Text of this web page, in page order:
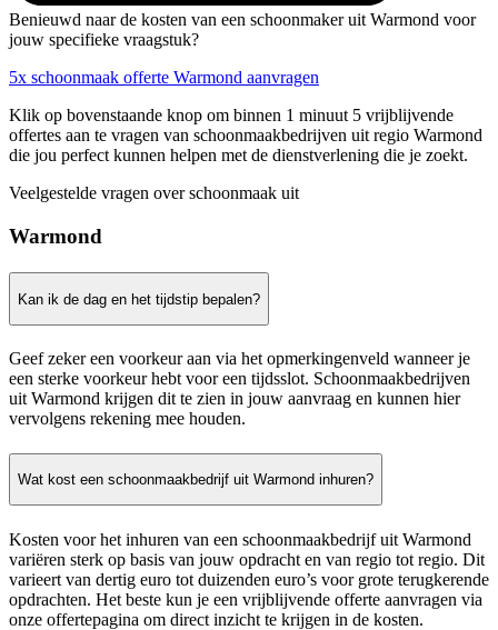
Benieuwd naar de kosten van een schoonmaker uit Warmond voor
jouw specifieke vraagstuk?
5x schoonmaak offerte Warmond aanvragen
Klik op bovenstaande knop om binnen 1 minuut 5 vrijblijvende
offertes aan te vragen van schoonmaakbedrijven uit regio Warmond
die jou perfect kunnen helpen met de dienstverlening die je zoekt.
Veelgestelde vragen over schoonmaak uit
Warmond
Kan ik de dag en het tijdstip bepalen?
Geef zeker een voorkeur aan via het opmerkingenveld wanneer je
een sterke voorkeur hebt voor een tijdsslot. Schoonmaakbedrijven
uit Warmond krijgen dit te zien in jouw aanvraag en kunnen hier
vervolgens rekening mee houden.
Wat kost een schoonmaakbedrijf uit Warmond inhuren?
Kosten voor het inhuren van een schoonmaakbedrijf uit Warmond
variëren sterk op basis van jouw opdracht en van regio tot regio. Dit
varieert van dertig euro tot duizenden euro’s voor grote terugkerende
opdrachten. Het beste kun je een vrijblijvende offerte aanvragen via
onze offertepagina om direct inzicht te krijgen in de kosten.